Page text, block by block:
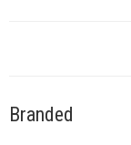
Branded